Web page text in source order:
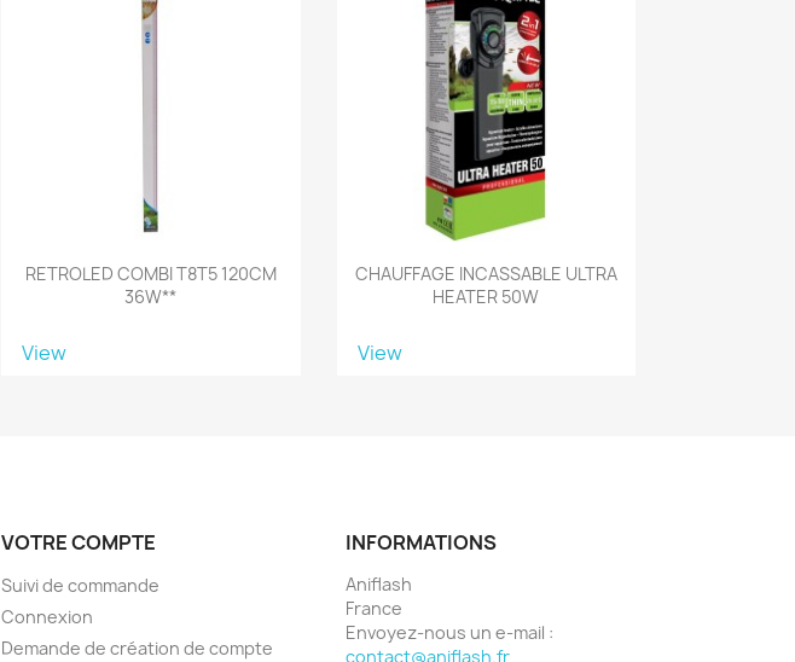
RETROLED COMBI T8T5 120CM
36W**
View
CHAUFFAGE INCASSABLE ULTRA
HEATER 50W
View
VOTRE COMPTE
Suivi de commande
Connexion
Demande de création de compte
INFORMATIONS
Aniflash
France
Envoyez-nous un e-mail :
contact@aniflash.fr